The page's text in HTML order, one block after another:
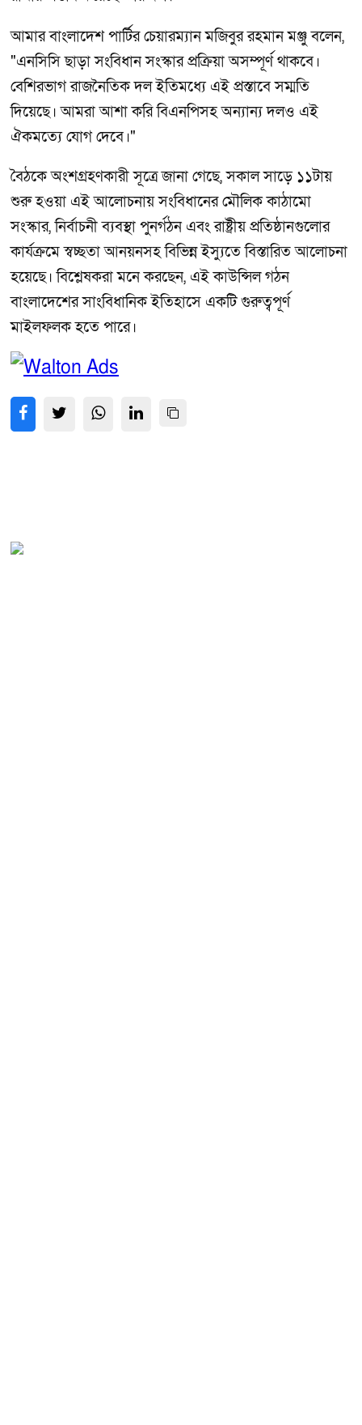
আমার বাংলাদেশ পার্টির চেয়ারম্যান মজিবুর রহমান মঞ্জু বলেন,
"এনসিসি ছাড়া সংবিধান সংস্কার প্রক্রিয়া অসম্পূর্ণ থাকবে।
বেশিরভাগ রাজনৈতিক দল ইতিমধ্যে এই প্রস্তাবে সম্মতি
দিয়েছে। আমরা আশা করি বিএনপিসহ অন্যান্য দলও এই
ঐকমত্যে যোগ দেবে।"
বৈঠকে অংশগ্রহণকারী সূত্রে জানা গেছে, সকাল সাড়ে ১১টায়
শুরু হওয়া এই আলোচনায় সংবিধানের মৌলিক কাঠামো
সংস্কার, নির্বাচনী ব্যবস্থা পুনর্গঠন এবং রাষ্ট্রীয় প্রতিষ্ঠানগুলোর
কার্যক্রমে স্বচ্ছতা আনয়নসহ বিভিন্ন ইস্যুতে বিস্তারিত আলোচনা
হয়েছে। বিশ্লেষকরা মনে করছেন, এই কাউন্সিল গঠন
বাংলাদেশের সাংবিধানিক ইতিহাসে একটি গুরুত্বপূর্ণ
মাইলফলক হতে পারে।